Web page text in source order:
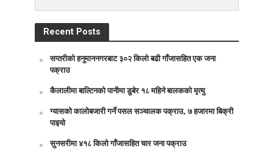
Recent Posts
सप्तरीको हनुमाननगरबाट ३०२ किलो बढी गाँजासहित एक जना
पक्राउ
कैलालीमा बाल्टिनको पानीमा डुबेर १८ महिने बालकको मृत्यु
ग्यासको कालोबजारी गर्ने पसल सञ्चालक पक्राउ, ७ हजारमा बिक्री
पाइयो
सुनसरीमा ४१८ किलो गाँजासहित चार जना पक्राउ